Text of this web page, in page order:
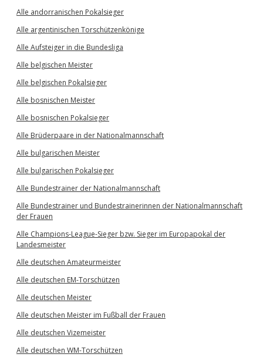
Alle andorranischen Pokalsieger
Alle argentinischen Torschützenkönige
Alle Aufsteiger in die Bundesliga
Alle belgischen Meister
Alle belgischen Pokalsieger
Alle bosnischen Meister
Alle bosnischen Pokalsieger
Alle Brüderpaare in der Nationalmannschaft
Alle bulgarischen Meister
Alle bulgarischen Pokalsieger
Alle Bundestrainer der Nationalmannschaft
Alle Bundestrainer und Bundestrainerinnen der Nationalmannschaft
der Frauen
Alle Champions-League-Sieger bzw. Sieger im Europapokal der
Landesmeister
Alle deutschen Amateurmeister
Alle deutschen EM-Torschützen
Alle deutschen Meister
Alle deutschen Meister im Fußball der Frauen
Alle deutschen Vizemeister
Alle deutschen WM-Torschützen